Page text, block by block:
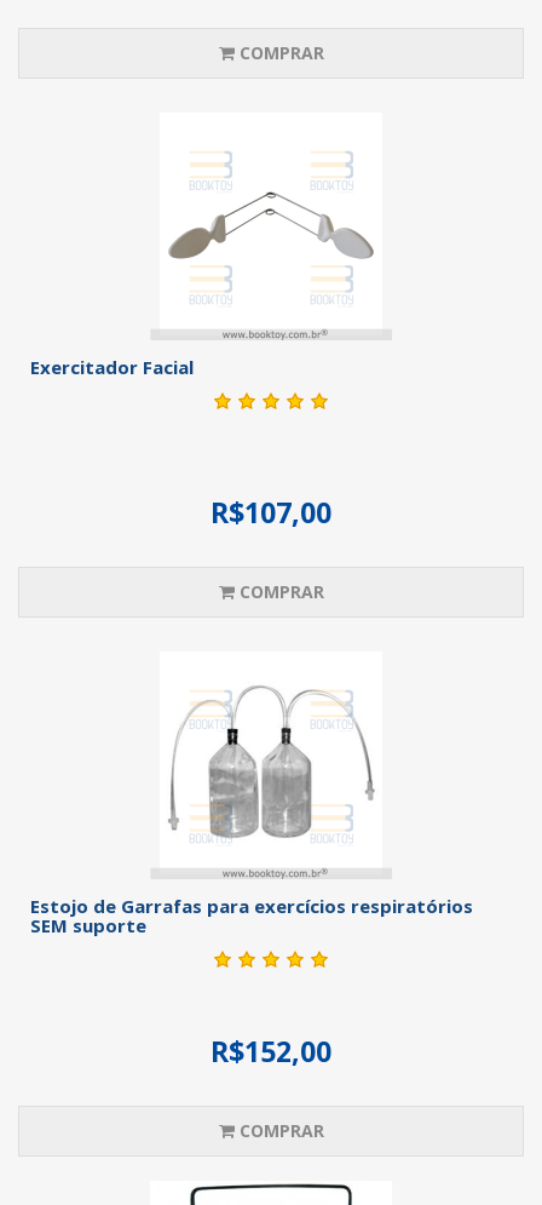
COMPRAR
Exercitador Facial
R$107,00
COMPRAR
Estojo de Garrafas para exercícios respiratórios
SEM suporte
R$152,00
COMPRAR